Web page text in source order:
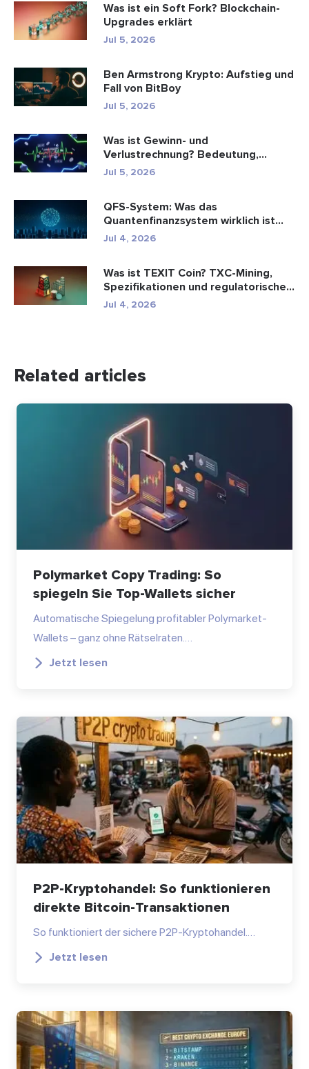
Was ist ein Soft Fork? Blockchain-
Upgrades erklärt
Jul 5, 2026
Ben Armstrong Krypto: Aufstieg und
Fall von BitBoy
Jul 5, 2026
Was ist Gewinn- und
Verlustrechnung? Bedeutung,
Formel und Berechn...
Jul 5, 2026
QFS-System: Was das
Quantenfinanzsystem wirklich ist
(2026)
Jul 4, 2026
Was ist TEXIT Coin? TXC-Mining,
Spezifikationen und regulatorische...
Jul 4, 2026
Related articles
Polymarket Copy Trading: So
spiegeln Sie Top-Wallets sicher
Automatische Spiegelung profitabler Polymarket-
Wallets – ganz ohne Rätselraten.…
Jetzt lesen
P2P-Kryptohandel: So funktionieren
direkte Bitcoin-Transaktionen
So funktioniert der sichere P2P-Kryptohandel.…
Jetzt lesen